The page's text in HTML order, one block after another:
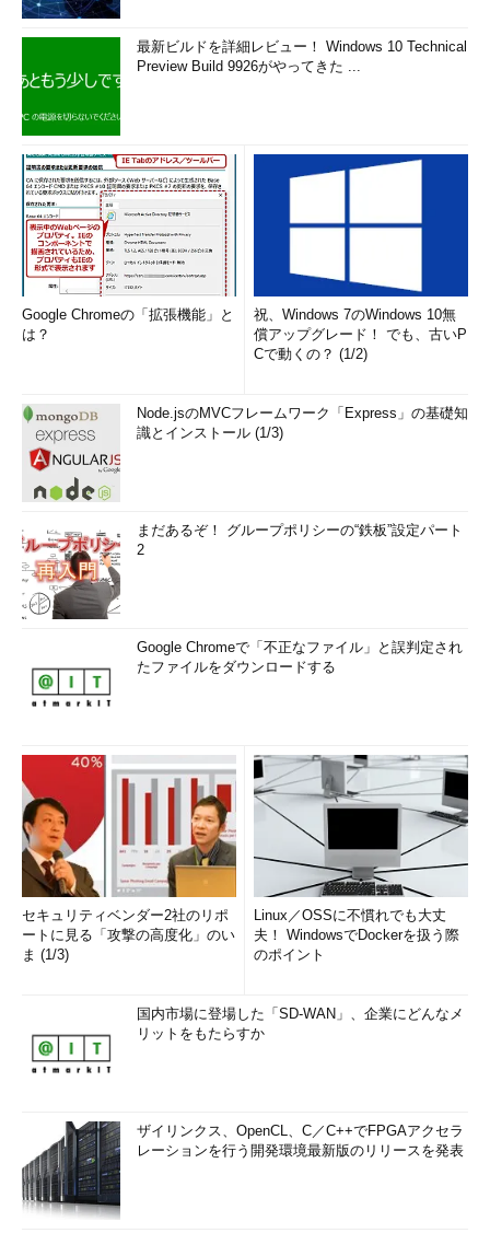
最新ビルドを詳細レビュー！ Windows 10 Technical
Preview Build 9926がやってきた ...
Google Chromeの「拡張機能」と
は？
祝、Windows 7のWindows 10無
償アップグレード！ でも、古いP
Cで動くの？ (1/2)
Node.jsのMVCフレームワーク「Express」の基礎知
識とインストール (1/3)
まだあるぞ！ グループポリシーの“鉄板”設定パート
2
Google Chromeで「不正なファイル」と誤判定され
たファイルをダウンロードする
セキュリティベンダー2社のリポ
ートに見る「攻撃の高度化」のい
ま (1/3)
Linux／OSSに不慣れでも大丈
夫！ WindowsでDockerを扱う際
のポイント
国内市場に登場した「SD-WAN」、企業にどんなメ
リットをもたらすか
ザイリンクス、OpenCL、C／C++でFPGAアクセラ
レーションを行う開発環境最新版のリリースを発表